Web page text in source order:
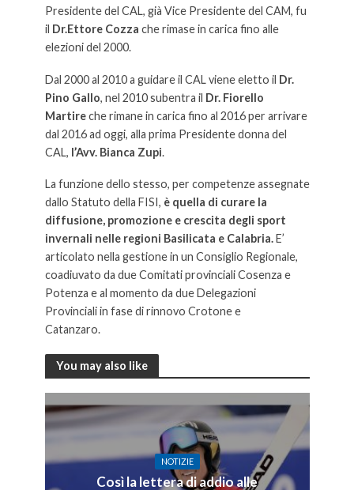
Presidente del CAL, già Vice Presidente del CAM, fu
il Dr.Ettore Cozza che rimase in carica fino alle
elezioni del 2000.
Dal 2000 al 2010 a guidare il CAL viene eletto il Dr.
Pino Gallo, nel 2010 subentra il Dr. Fiorello
Martireche rimane in carica fino al 2016 per arrivare
dal 2016 ad oggi, alla prima Presidente donna del
CAL, l’Avv. Bianca Zupi.
La funzione dello stesso, per competenze assegnate
dallo Statuto della FISI, è quella di curare la
diffusione, promozione e crescita degli sport
invernali nelle regioni Basilicata e Calabria.E’
articolato nella gestione in un Consiglio Regionale,
coadiuvato da due Comitati provinciali Cosenza e
Potenza e al momento da due Delegazioni
Provinciali in fase di rinnovo Crotone e
Catanzaro.Bianca Lupi riconfermata presidente
You may also like
NOTIZIE
Così la lettera di addio alle